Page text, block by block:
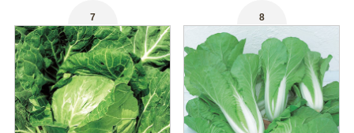
7 8